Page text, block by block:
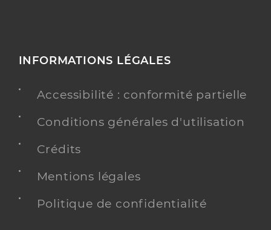
INFORMATIONS LÉGALES
Accessibilité : conformité partielle
Conditions générales d'utilisation
Crédits
Mentions légales
Politique de confidentialité